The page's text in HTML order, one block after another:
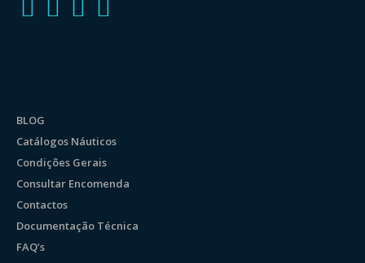
BLOG
Catálogos Náuticos
Condições Gerais
Consultar Encomenda
Contactos
Documentação Técnica
FAQ’s